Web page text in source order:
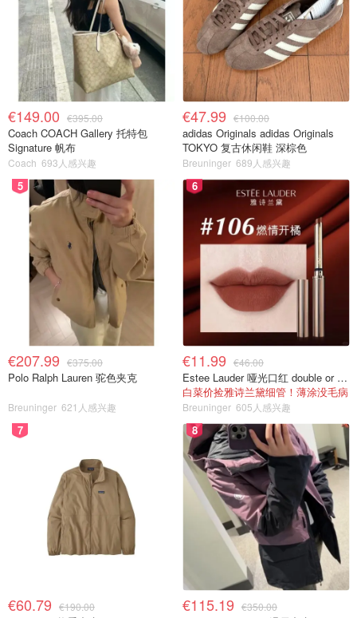
€149.00 €395.00
Coach COACH Gallery 托特包
Signature 帆布
Coach 693人感兴趣
€47.99 €100.00
adidas Originals adidas Originals
TOKYO 复古休闲鞋 深棕色
Breuninger 689人感兴趣
5
€207.99 €375.00
Polo Ralph Lauren 驼色夹克
Breuninger 621人感兴趣
6
€11.99 €46.00
Estee Lauder 哑光口红 double or nothing色号
白菜价捡雅诗兰黛细管！薄涂没毛病
Breuninger 605人感兴趣
7
€60.79 €190.00
8
€115.19 €350.00